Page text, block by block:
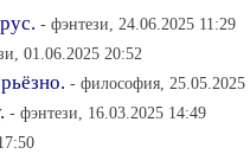
- фэнтези, 24.06.2025 11:29
01.06.2025 20:52
- философия, 25.05.2025
- фэнтези, 16.03.2025 14:49